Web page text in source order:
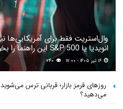
وال‌استریت فقط برای آمریکایی‌ها
انویدیا یا S&P 500 این راهنما را بخوانید
۲۴۰
روزهای قرمز بازار؛ قربانی ترس می‌شوید
می‌دهید؟